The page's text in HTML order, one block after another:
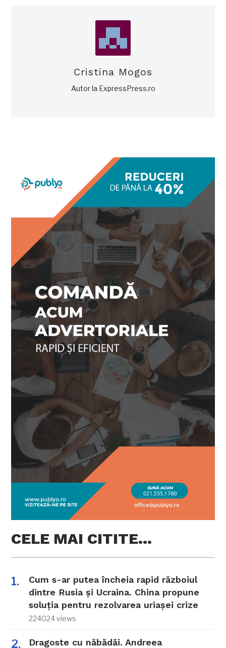
Cristina Mogos
Autor la ExpressPress.ro
CELE MAI CITITE…
Cum s-ar putea încheia rapid războiul
dintre Rusia și Ucraina. China propune
soluția pentru rezolvarea uriașei crize
224024 views
Dragoste cu năbădăi. Andreea